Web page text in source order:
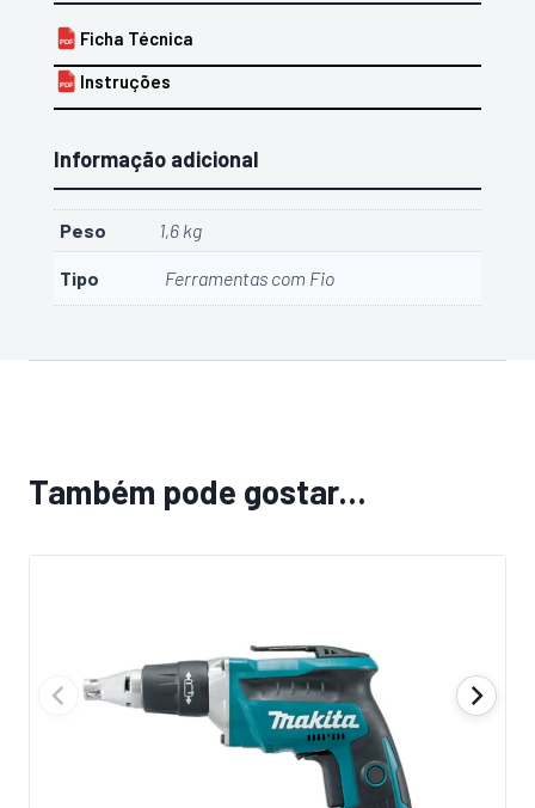
PDF Ficha Técnica
PDF Instruções
Informação adicional
Peso 1,6 kg
Tipo Ferramentas com Fio
Também pode gostar…